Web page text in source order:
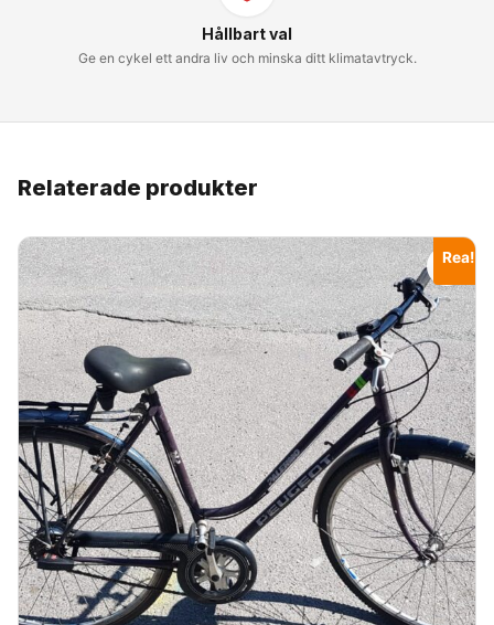
Hållbart val
Ge en cykel ett andra liv och minska ditt klimatavtryck.
Relaterade produkter
Rea!